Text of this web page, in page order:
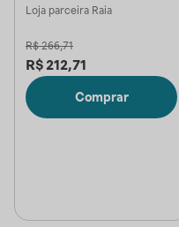
Loja parceira Raia
R$ 266,71
R$ 212,71
Comprar